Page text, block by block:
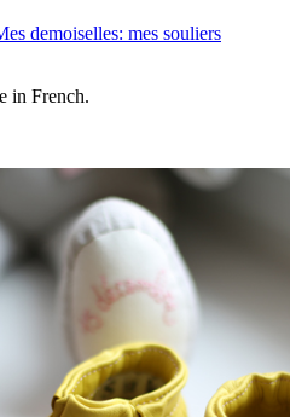
demoiselles: mes souliers
in French.